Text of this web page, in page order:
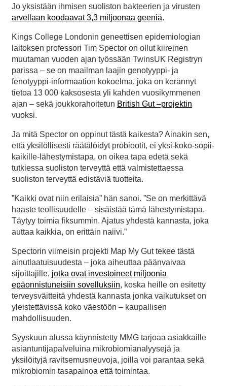
Jo yksistään ihmisen suoliston bakteerien ja virusten
arvellaan koodaavat 3,3 miljoonaa geeniä.
Kings College Londonin geneettisen epidemiologian
laitoksen professori Tim Spector on ollut kiireinen
muutaman vuoden ajan työssään TwinsUK Registryn
parissa – se on maailman laajin genotyyppi- ja
fenotyyppi-informaation kokoelma, joka on kerännyt
tietoa 13 000 kaksosesta yli kahden vuosikymmenen
ajan – sekä joukkorahoitetun British Gut –projektin
vuoksi.
Ja mitä Spector on oppinut tästä kaikesta? Ainakin sen,
että yksilöllisesti räätälöidyt probiootit, ei yksi-koko-sopii-
kaikille-lähestymistapa, on oikea tapa edetä sekä
tutkiessa suoliston terveyttä että valmistettaessa
suoliston terveyttä edistäviä tuotteita.
”Kaikki ovat niin erilaisia” hän sanoi. ”Se on merkittävä
haaste teollisuudelle – sisäistää tämä lähestymistapa.
Täytyy toimia fiksummin. Ajatus yhdestä kannasta, joka
auttaa kaikkia, on erittäin naiivi.”
Spectorin viimeisin projekti Map My Gut tekee tästä
ainutlaatuisuudesta – joka aiheuttaa päänvaivaa
sijoittajille, jotka ovat investoineet miljoonia
epäonnistuneisiin sovelluksiin, koska heille on esitetty
terveysväitteitä yhdestä kannasta jonka vaikutukset on
yleistettävissä koko väestöön – kaupallisen
mahdollisuuden.
Syyskuun alussa käynnistetty MMG tarjoaa asiakkaille
asiantuntijapalveluina mikrobiomianalyysejä ja
yksilöityjä ravitsemusneuvoja, joilla voi parantaa sekä
mikrobiomin tasapainoa että toimintaa.